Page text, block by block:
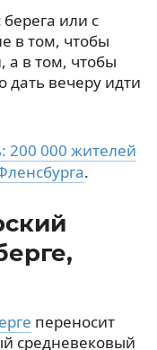
или с
в том, чтобы
а в том, чтобы
дать вечеру идти
200 000 жителей
.
переносит
средневековый